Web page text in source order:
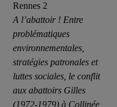
Rennes 2
A l’abattoir ! Entre
problématiques
environnementales,
stratégies patronales et
luttes sociales, le conflit
aux abattoirs Gilles
(1972-1979) à Collinée